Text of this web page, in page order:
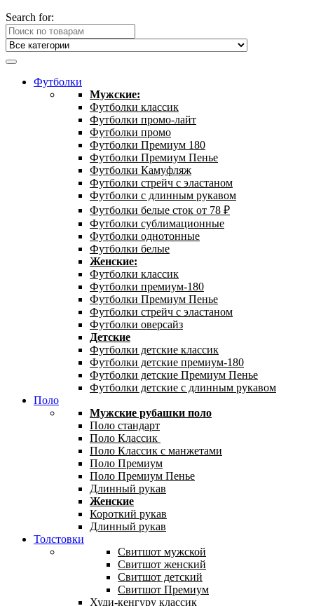
Search for:
Футболки
Мужские:
Футболки классик
Футболки промо-лайт
Футболки промо
Футболки Премиум 180
Футболки Премиум Пенье
Футболки Камуфляж
Футболки стрейч с эластаном
Футболки с длинным рукавом
Футболки белые сток от 78 ₽
Футболки сублимационные
Футболки однотонные
Футболки белые
Женские:
Футболки классик
Футболки премиум-180
Футболки Премиум Пенье
Футболки стрейч с эластаном
Футболки оверсайз
Детские
Футболки детские классик
Футболки детские премиум-180
Футболки детские Премиум Пенье
Футболки детские с длинным рукавом
Поло
Мужские рубашки поло
Поло стандарт
Поло Классик
Поло Классик с манжетами
Поло Премиум
Поло Премиум Пенье
Длинный рукав
Женские
Короткий рукав
Длинный рукав
Толстовки
Свитшот мужской
Свитшот женский
Свитшот детский
Свитшот Премиум
Худи-кенгуру классик